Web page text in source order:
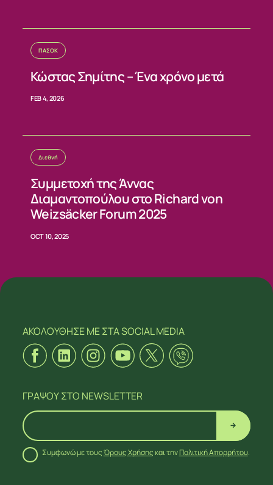
ΑΚΟΛΟΥΘΗΣΕ ΜΕΣΤΑ SOCIAL MEDIA
ΠΑΣΟΚ
Κώστας Σημίτης – Ένα χρόνο μετά
FEB 4, 2026
Διεθνή
Συμμετοχή της Άννας
Διαμαντοπούλου στο Richard von
Weizsäcker Forum 2025
OCT 10, 2025
ΑΚΟΛΟΥΘΗΣΕ ΜΕΣΤΑ SOCIAL MEDIA
ΓΡΑΨΟΥΣΤΟ NEWSLETTER
Συμφωνώ με τουςΌρους Χρήσηςκαι τηνΠολιτική Απορρήτου.